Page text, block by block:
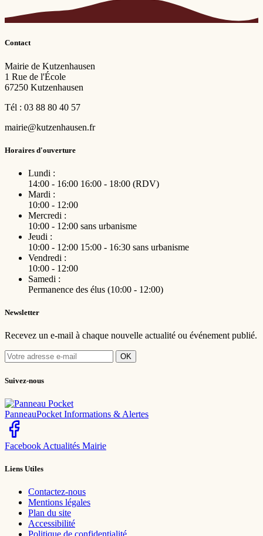
Contact
Mairie de Kutzenhausen
1 Rue de l'École
67250 Kutzenhausen
Tél : 03 88 80 40 57
mairie@kutzenhausen.fr
Horaires d'ouverture
Lundi :
14:00 - 16:00 16:00 - 18:00 (RDV)
Mardi :
10:00 - 12:00
Mercredi :
10:00 - 12:00 sans urbanisme
Jeudi :
10:00 - 12:00 15:00 - 16:30 sans urbanisme
Vendredi :
10:00 - 12:00
Samedi :
Permanence des élus (10:00 - 12:00)
Newsletter
Recevez un e-mail à chaque nouvelle actualité ou événement publié.
OK
Suivez-nous
PanneauPocket Informations & Alertes
Facebook Actualités Mairie
Liens Utiles
Contactez-nous
Mentions légales
Plan du site
Accessibilité
Politique de confidentialité